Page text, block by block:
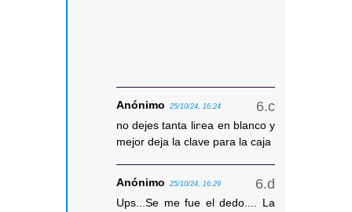
Anónimo 25/10/24, 16:24
no dejes tanta linea en blanco y
mejor deja la clave para la caja
Anónimo 25/10/24, 16:29
Ups...Se me fue el dedo.... La